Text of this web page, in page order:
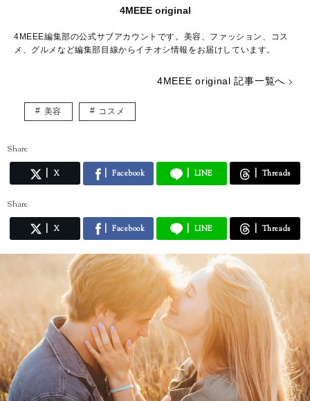
4MEEE original
4MEEE編集部の公式サブアカウントです。美容、ファッション、コス
メ、グルメなど編集部目線からイチオシ情報をお届けしています。
4MEEE original 記事一覧へ
美容 コスメ
Share
X Facebook LINE Threads
Share
X Facebook LINE Threads